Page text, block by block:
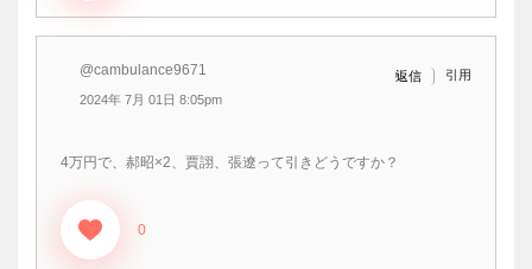
@cambulance9671
2024年 7月 01日 8:05pm
返信 引用
4万円で、郝昭×2、賈詡、張遼って引きどうですか？
0